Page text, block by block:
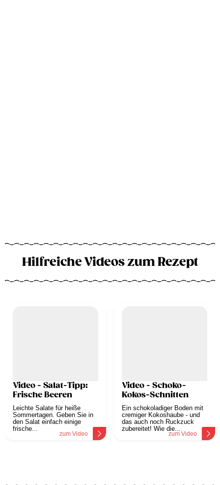
Hilfreiche Videos zum Rezept
Video - Salat-Tipp:
Frische Beeren
Leichte Salate für heiße
Sommertagen. Geben Sie in
den Salat einfach einige
frische...
zum Video
Video - Schoko-
Kokos-Schnitten
Ein schokoladiger Boden mit
cremiger Kokoshaube - und
das auch noch Ruckzuck
zubereitet! Wie die...
zum Video